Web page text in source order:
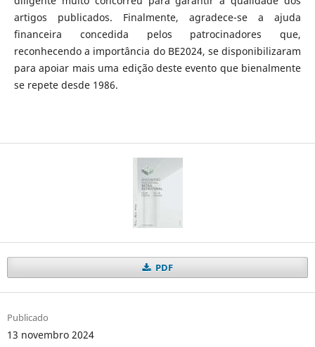
artigos publicados. Finalmente, agradece-se a ajuda
financeira concedida pelos patrocinadores que,
reconhecendo a importância do BE2024, se disponibilizaram
para apoiar mais uma edição deste evento que bienalmente
se repete desde 1986.
PDF
Publicado
13 novembro 2024